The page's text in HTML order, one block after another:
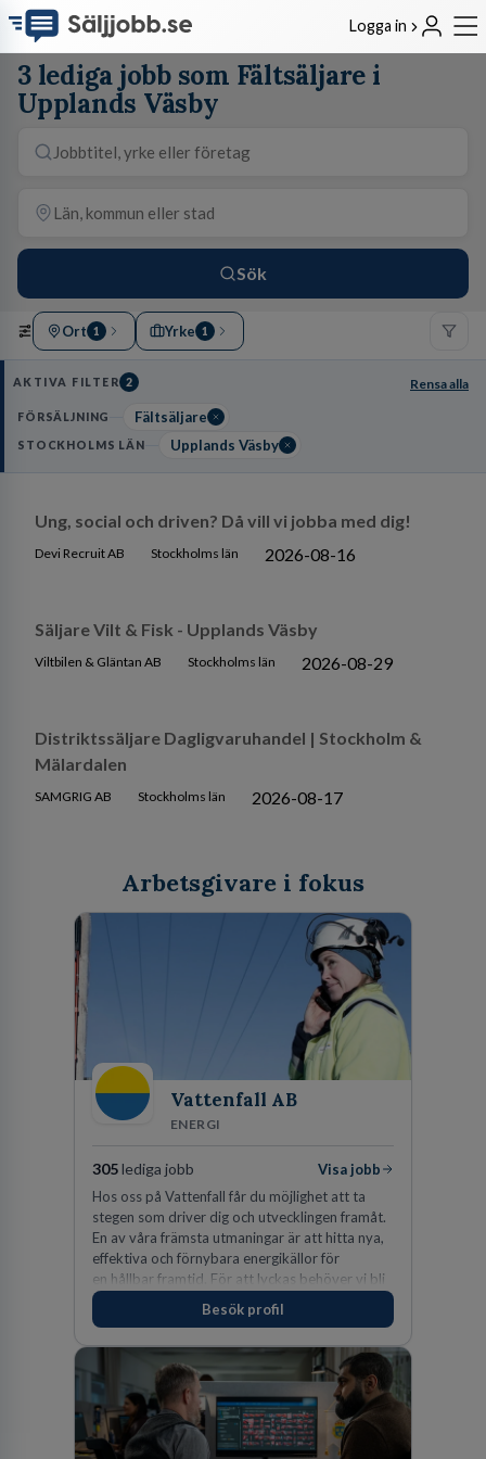
Logga in
3 lediga jobb som Fältsäljare i
Upplands Väsby
Sök
Ort 1 Yrke 1
AKTIVA FILTER 2 Rensa alla
FÖRSÄLJNING Fältsäljare
STOCKHOLMS LÄN Upplands Väsby
Ung, social och driven? Då vill vi jobba med dig!
Devi Recruit AB Stockholms län 2026-08-16
Säljare Vilt & Fisk - Upplands Väsby
Viltbilen & Gläntan AB Stockholms län 2026-08-29
Distriktssäljare Dagligvaruhandel | Stockholm &
Mälardalen
SAMGRIG AB Stockholms län 2026-08-17
Arbetsgivare i fokus
Vattenfall AB
ENERGI
305lediga jobb
Visa jobb
Hos oss på Vattenfall får du möjlighet att ta
stegen som driver dig och utvecklingen framåt.
En av våra främsta utmaningar är att hitta nya,
effektiva och förnybara energikällor för
en hållbar framtid. För att lyckas behöver vi bli
fler medarbetare som vill göra skillnad.
Besök profil